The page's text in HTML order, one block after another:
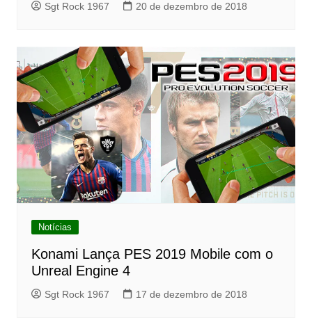
Sgt Rock 1967 20 de dezembro de 2018
Notícias
Konami Lança PES 2019 Mobile com o
Unreal Engine 4
Sgt Rock 1967 17 de dezembro de 2018